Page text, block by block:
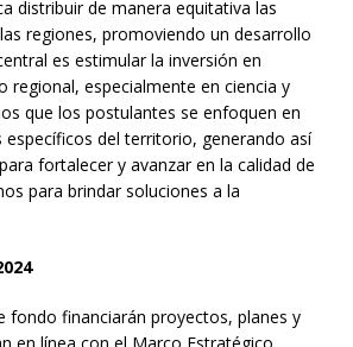
distribuir de manera equitativa las
regiones, promoviendo un desarrollo
es estimular la inversión en
regional, especialmente en ciencia y
que los postulantes se enfoquen en
del territorio, generando así
fortalecer y avanzar en la calidad de
para brindar soluciones a la
fondo financiarán proyectos, planes y